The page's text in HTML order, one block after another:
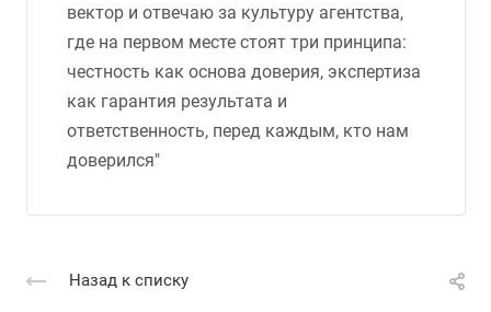
вектор и отвечаю за культуру агентства,
где на первом месте стоят три принципа:
честность как основа доверия, экспертиза
как гарантия результата и
ответственность, перед каждым, кто нам
доверился"
Назад к списку